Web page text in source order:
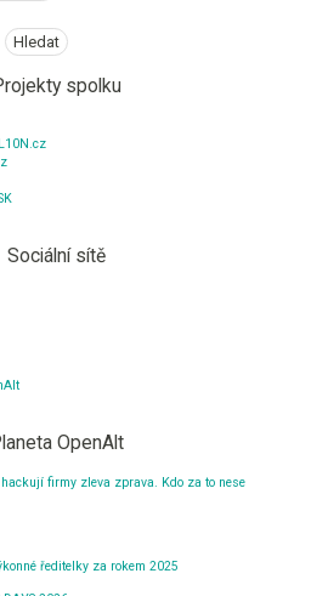
Hledat
spolku
Sociální sítě
OpenAlt
firmy zleva zprava. Kdo za to nese
ředitelky za rokem 2025